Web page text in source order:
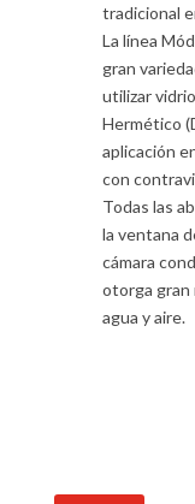
tradicional
La línea
gran
utilizar
Hermético
aplicación
con
Todas las
la ventana
cámara
otorga gran
agua y aire.